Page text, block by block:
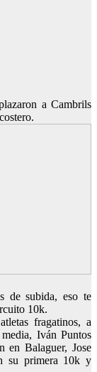
a Cambrils
de subida, eso te
10k.
fragatinos, a
Iván Puntos
en Balaguer, Jose
su primera 10k y